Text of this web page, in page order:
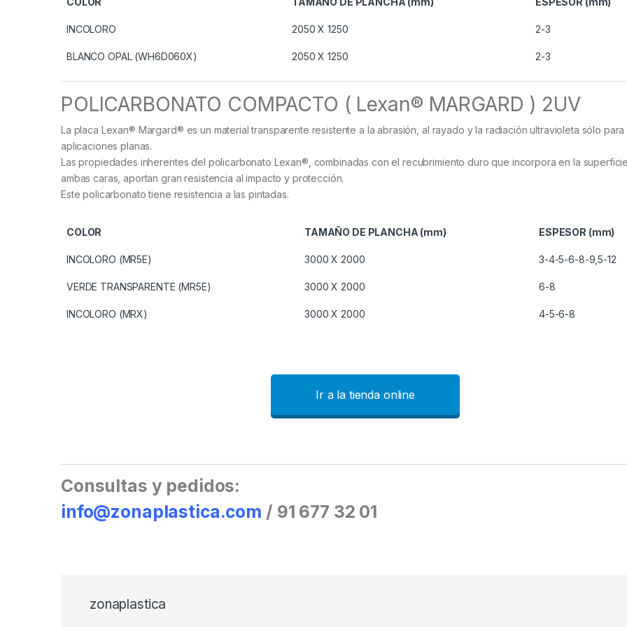
INCOLORO 2050 X 1250 2-3
BLANCO OPAL (WH6D060X) 2050 X 1250 2-3
POLICARBONATO COMPACTO ( Lexan® MARGARD ) 2UV
La placa Lexan® Margard® es un material transparente resistente a la abrasión, al rayado y la radiación ultravioleta sólo para
aplicaciones planas.
Las propiedades inherentes del policarbonato Lexan®, combinadas con el recubrimiento duro que incorpora en la
ambas caras, aportan gran resistencia al impacto y protección.
Este policarbonato tiene resistencia a las pintadas.
COLOR TAMAÑO DE PLANCHA (mm) ESPESOR (mm)
INCOLORO (MR5E) 3000 X 2000 3-4-5-6-8-9,5-12
VERDE TRANSPARENTE (MR5E) 3000 X 2000 6-8
INCOLORO (MRX) 3000 X 2000 4-5-6-8
Ir a la tienda online
Consultas y pedidos:
info@zonaplastica.com / 91 677 32 01
zonaplastica